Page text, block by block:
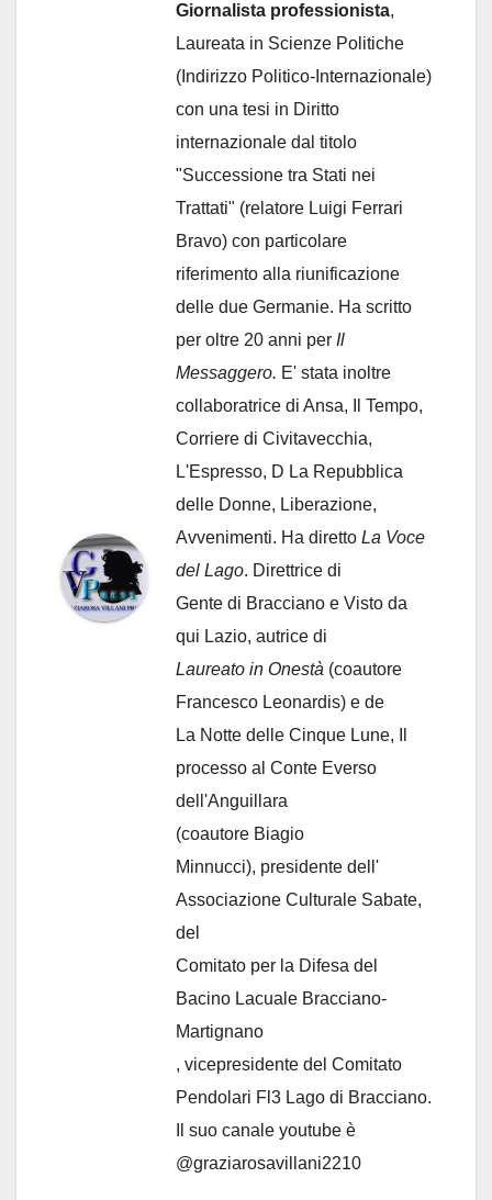
Giornalista professionista,
Laureata in Scienze Politiche
(Indirizzo Politico-Internazionale)
con una tesi in Diritto
internazionale dal titolo
"Successione tra Stati nei
Trattati" (relatore Luigi Ferrari
Bravo) con particolare
riferimento alla riunificazione
delle due Germanie. Ha scritto
per oltre 20 anni per Il
Messaggero. E' stata inoltre
collaboratrice di Ansa, Il Tempo,
Corriere di Civitavecchia,
L'Espresso, D La Repubblica
delle Donne, Liberazione,
Avvenimenti. Ha diretto La Voce
del Lago. Direttrice di
Gente di Bracciano e Visto da
qui Lazio, autrice di
Laureato in Onestà (coautore
Francesco Leonardis) e de
La Notte delle Cinque Lune, Il
processo al Conte Everso
dell'Anguillara
(coautore Biagio
Minnucci), presidente dell'
Associazione Culturale Sabate,
del
Comitato per la Difesa del
Bacino Lacuale Bracciano-
Martignano
, vicepresidente del Comitato
Pendolari Fl3 Lago di Bracciano.
Il suo canale youtube è
@graziarosavillani2210